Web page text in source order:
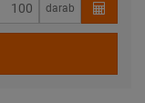
darab